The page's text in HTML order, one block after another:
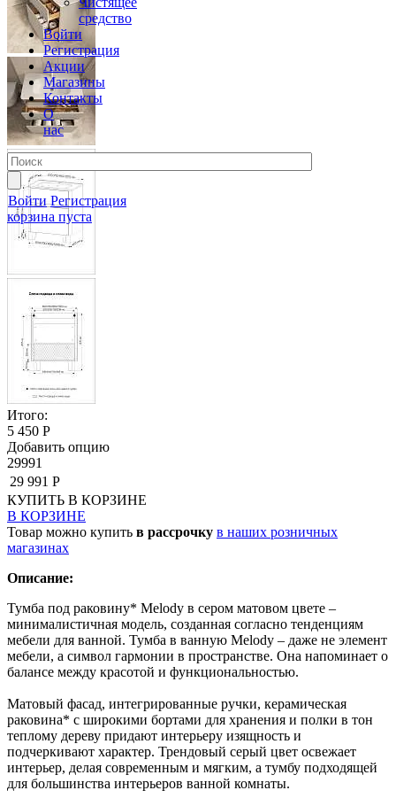
средство
Войти
Регистрация
Акции
Магазины
Контакты
О
нас
Войти Регистрация
корзина пуста
Итого:
5 450 Р
Добавить опцию
29991
29 991 Р
КУПИТЬ В КОРЗИНЕ
В КОРЗИНЕ
Товар можно купить в рассрочку в наших розничных
магазинах
Описание:
Тумба под раковину* Melody в сером матовом цвете –
минималистичная модель, созданная согласно тенденциям
мебели для ванной. Тумба в ванную Melody – даже не элемент
мебели, а символ гармонии в пространстве. Она напоминает о
балансе между красотой и функциональностью.
Матовый фасад, интегрированные ручки, керамическая
раковина* с широкими бортами для хранения и полки в тон
теплому дереву придают интерьеру изящность и
подчеркивают характер. Трендовый серый цвет освежает
интерьер, делая современным и мягким, а тумбу подходящей
для большинства интерьеров ванной комнаты.